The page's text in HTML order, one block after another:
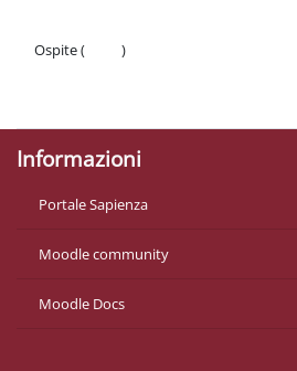
Ospite (
)
Informazioni
Portale Sapienza
Moodle community
Moodle Docs